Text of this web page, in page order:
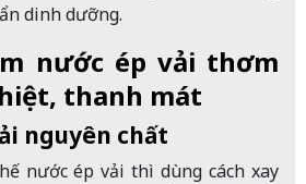
dinh dưỡng.
nước ép vải thơm
thanh mát
nguyên chất
nước ép vải thì dùng cách xay